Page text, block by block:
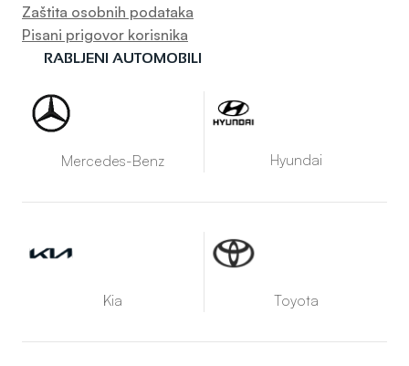
Zaštita osobnih podataka
Pisani prigovor korisnika
RABLJENI AUTOMOBILI
Mercedes-Benz Hyundai
Kia Toyota